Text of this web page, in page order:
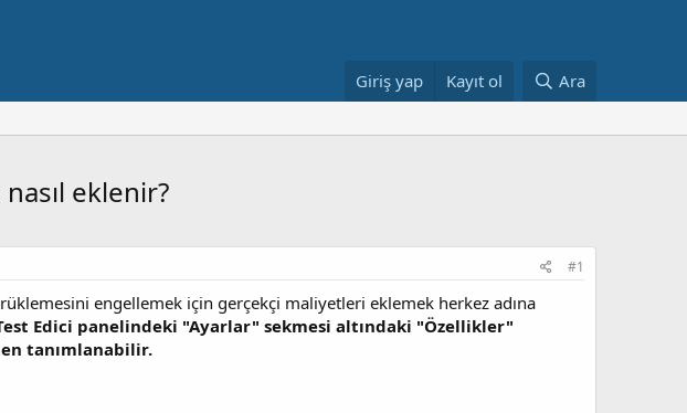
Giriş yap Kayıt ol Ara
eklenir?
#1
engellemek için gerçekçi maliyetleri eklemek herkez adına
Edici panelindeki "Ayarlar" sekmesi altındaki "Özellikler"
tanımlanabilir.